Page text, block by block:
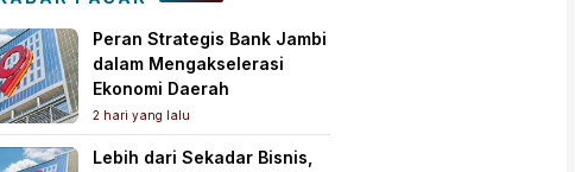
Peran Strategis Bank Jambi
dalam Mengakselerasi
Ekonomi Daerah
2 hari yang lalu
Lebih dari Sekadar Bisnis,